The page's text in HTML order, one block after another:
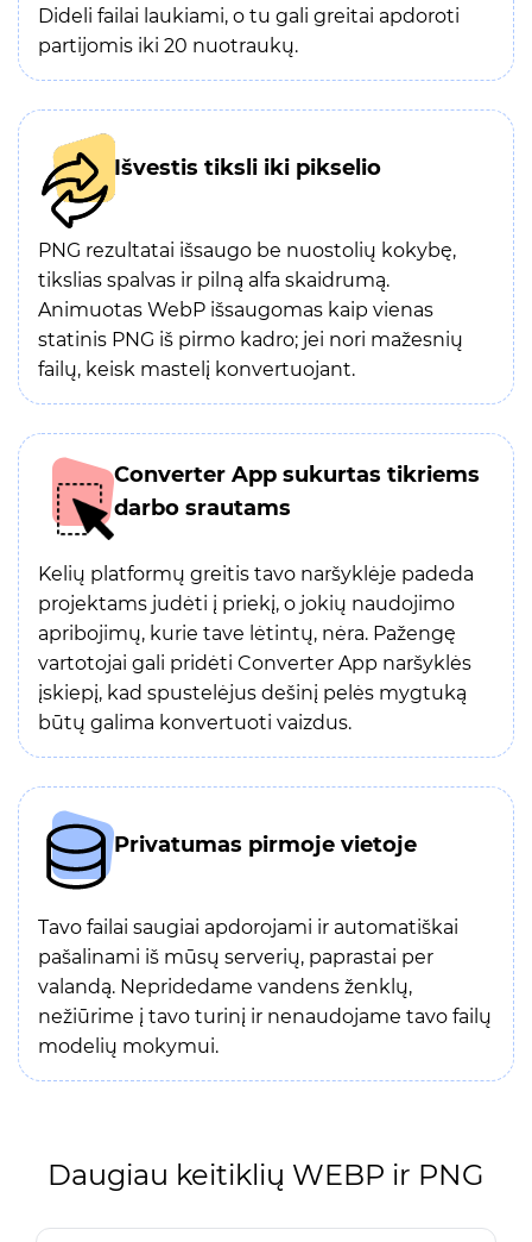
Dideli failai laukiami, o tu gali greitai apdoroti
partijomis iki 20 nuotraukų.
Išvestis tiksli iki pikselio
PNG rezultatai išsaugo be nuostolių kokybę,
tikslias spalvas ir pilną alfa skaidrumą.
Animuotas WebP išsaugomas kaip vienas
statinis PNG iš pirmo kadro; jei nori mažesnių
failų, keisk mastelį konvertuojant.
Converter App sukurtas tikriems
darbo srautams
Kelių platformų greitis tavo naršyklėje padeda
projektams judėti į priekį, o jokių naudojimo
apribojimų, kurie tave lėtintų, nėra. Pažengę
vartotojai gali pridėti Converter App naršyklės
įskiepį, kad spustelėjus dešinį pelės mygtuką
būtų galima konvertuoti vaizdus.
Privatumas pirmoje vietoje
Tavo failai saugiai apdorojami ir automatiškai
pašalinami iš mūsų serverių, paprastai per
valandą. Nepridedame vandens ženklų,
nežiūrime į tavo turinį ir nenaudojame tavo failų
modelių mokymui.
Daugiau keitiklių WEBP ir PNG